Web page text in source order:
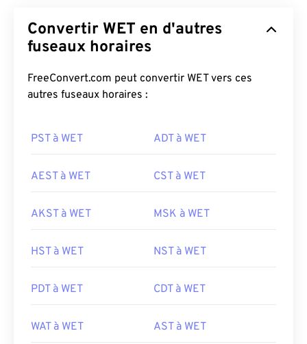
Convertir WET en d'autres
fuseaux horaires
FreeConvert.com peut convertir WET vers ces
autres fuseaux horaires :
PST à WET ADT à WET
AEST à WET CST à WET
AKST à WET MSK à WET
HST à WET NST à WET
PDT à WET CDT à WET
WAT à WET AST à WET